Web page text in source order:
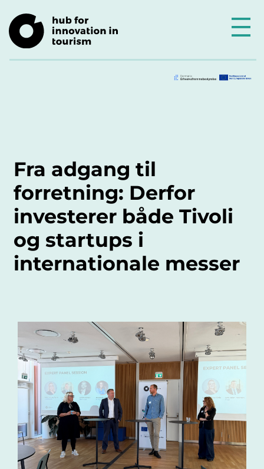
Fra adgang til
forretning: Derfor
investerer både Tivoli
og startups i
internationale messer